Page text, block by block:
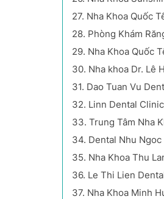
27. Nha Khoa Quốc
28. Phòng Khám
29. Nha Khoa Quốc
30. Nha khoa Dr. Lê
31. Dao Tuan Vu
32. Linn Dental Clinic
33. Trung Tâm Nha
34. Dental Nhu Ngoc
35. Nha Khoa Thu
36. Le Thi Lien
37. Nha Khoa Minh